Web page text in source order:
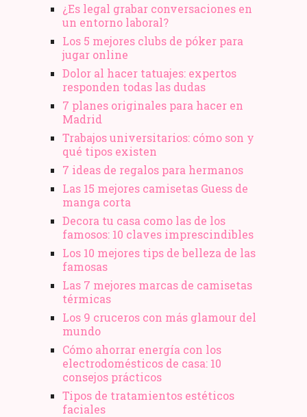
¿Es legal grabar conversaciones en
un entorno laboral?
Los 5 mejores clubs de póker para
jugar online
Dolor al hacer tatuajes: expertos
responden todas las dudas
7 planes originales para hacer en
Madrid
Trabajos universitarios: cómo son y
qué tipos existen
7 ideas de regalos para hermanos
Las 15 mejores camisetas Guess de
manga corta
Decora tu casa como las de los
famosos: 10 claves imprescindibles
Los 10 mejores tips de belleza de las
famosas
Las 7 mejores marcas de camisetas
térmicas
Los 9 cruceros con más glamour del
mundo
Cómo ahorrar energía con los
electrodomésticos de casa: 10
consejos prácticos
Tipos de tratamientos estéticos
faciales